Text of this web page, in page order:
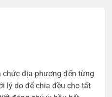
chức địa phương đến từng
lý do để chia đều cho tất